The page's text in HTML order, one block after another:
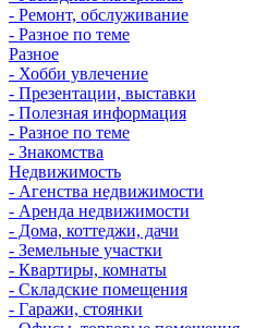
- Ремонт, обслуживание
- Разное по теме
Разное
- Хобби увлечение
- Презентации, выставки
- Полезная информация
- Разное по теме
- Знакомства
Недвижимость
- Агенства недвижимости
- Аренда недвижимости
- Дома, коттеджи, дачи
- Земельные участки
- Квартиры, комнаты
- Складские помещения
- Гаражи, стоянки